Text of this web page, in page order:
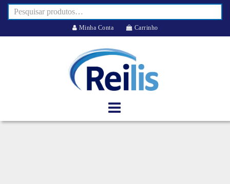
Minha Conta Carrinho